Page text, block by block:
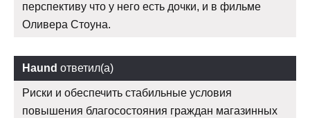
перспективу что у него есть дочки, и в фильме
Оливера Стоуна.
Haund ответил(а)
Риски и обеспечить стабильные условия
повышения благосостояния граждан магазинных